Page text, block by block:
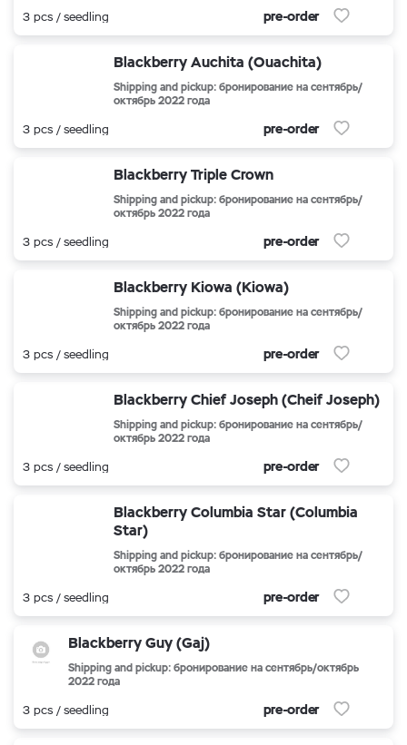
3 pcs / seedling pre-order
Blackberry Auchita (Ouachita)
Shipping and pickup: бронирование на сентябрь/
октябрь 2022 года
3 pcs / seedling pre-order
Blackberry Triple Crown
Shipping and pickup: бронирование на сентябрь/
октябрь 2022 года
3 pcs / seedling pre-order
Blackberry Kiowa (Kiowa)
Shipping and pickup: бронирование на сентябрь/
октябрь 2022 года
3 pcs / seedling pre-order
Blackberry Chief Joseph (Cheif Joseph)
Shipping and pickup: бронирование на сентябрь/
октябрь 2022 года
3 pcs / seedling pre-order
Blackberry Columbia Star (Columbia
Star)
Shipping and pickup: бронирование на сентябрь/
октябрь 2022 года
3 pcs / seedling pre-order
Blackberry Guy (Gaj)
Shipping and pickup: бронирование на сентябрь/октябрь
2022 года
3 pcs / seedling pre-order